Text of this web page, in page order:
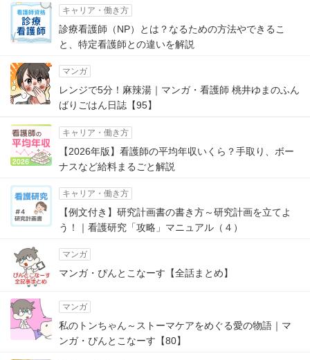
キャリア・働き方
診療看護師（NP）とは？なるための方法やできるこ
と、特定看護師との違いを解説
マンガ
レンジで5分！麻辣湯｜マンガ・看護師 桃井ゆまのふん
ばりごはん日誌【95】
キャリア・働き方
【2026年版】看護師の平均年収いくら？手取り、ボー
ナスなど給料まるごと解説
キャリア・働き方
【例文付き】研究計画書の書き方～研究計画を立てよ
う！｜看護研究「攻略」マニュアル（４）
マンガ
マンガ・ぴんとこなーす【全話まとめ】
マンガ
私のトンちゃん～ストーマケアをめぐる愛の物語｜マ
ンガ・ぴんとこなーす【80】